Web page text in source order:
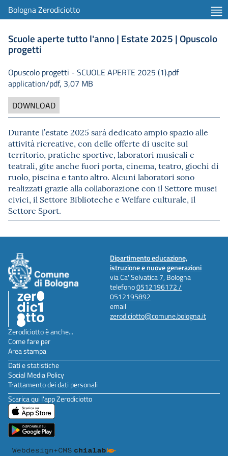
Bologna Zerodiciotto
Scuole aperte tutto l'anno | Estate 2025 | Opuscolo
progetti
Opuscolo progetti - SCUOLE APERTE 2025 (1).pdf
application/pdf, 3,07 MB
DOWNLOAD
Durante l’estate 2025 sarà dedicato ampio spazio alle
attività ricreative, con delle offerte di uscite sul
territorio, pratiche sportive, laboratori musicali e
teatrali, gite anche fuori porta, cinema, teatro, giochi di
ruolo, piscina e tanto altro. Alcuni laboratori sono
realizzati grazie alla collaborazione con il Settore musei
civici, il Settore Biblioteche e Welfare culturale, il
Settore Sport.
Dipartimento educazione,
istruzione e nuove generazioni
via Ca' Selvatica 7, Bologna
telefono0512196172 /
0512195892
email
zerodiciotto@comune.bologna.it
Zerodiciotto è anche...
Come fare per
Area stampa
Dati e statistiche
Social Media Policy
Trattamento dei dati personali
Scarica qui l'app Zerodiciotto